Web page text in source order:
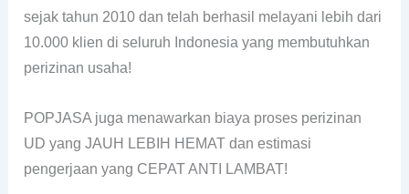
sejak tahun 2010 dan telah berhasil melayani lebih dari
10.000 klien di seluruh Indonesia yang membutuhkan
perizinan usaha!
POPJASA juga menawarkan biaya proses perizinan
UD yang JAUH LEBIH HEMAT dan estimasi
pengerjaan yang CEPAT ANTI LAMBAT!